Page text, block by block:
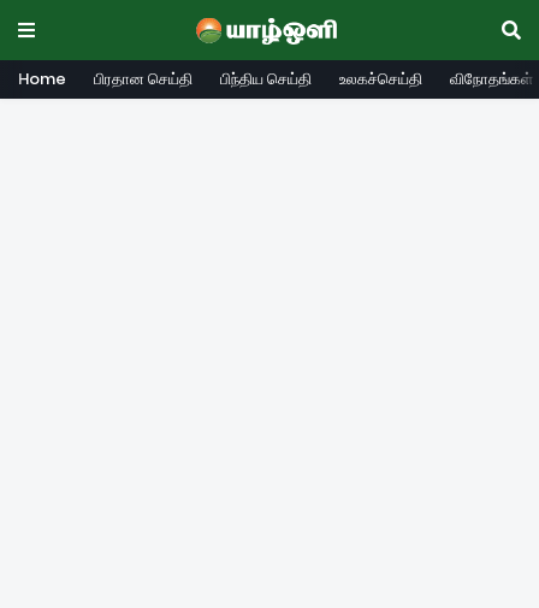
Home பிரதான செய்தி பிந்திய செய்தி உலகச்செய்தி விநோதங்கள்